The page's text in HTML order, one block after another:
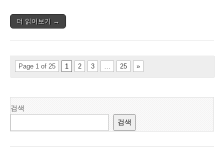
더 읽어보기 →
Page 1 of 25 1 2 3 … 25 »
검색
검색